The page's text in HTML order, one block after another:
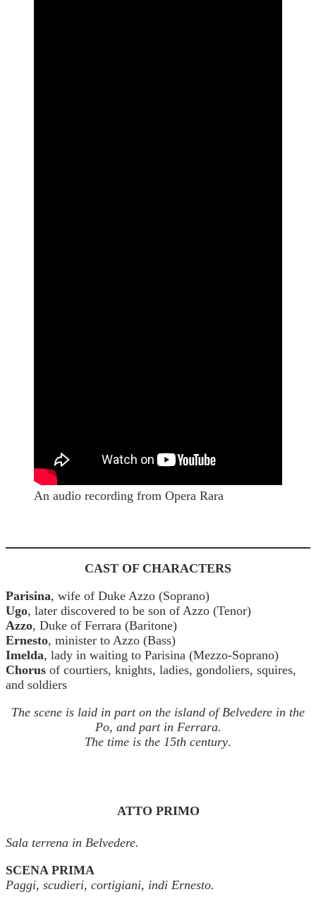
An audio recording from Opera Rara
CAST OF CHARACTERS
Parisina, wife of Duke Azzo (Soprano)
Ugo, later discovered to be son of Azzo (Tenor)
Azzo, Duke of Ferrara (Baritone)
Ernesto, minister to Azzo (Bass)
Imelda, lady in waiting to Parisina (Mezzo-Soprano)
Chorus of courtiers, knights, ladies, gondoliers, squires,
and soldiers
The scene is laid in part on the island of Belvedere in the
Po, and part in Ferrara.
The time is the 15th century.
ATTO PRIMO
Sala terrena in Belvedere.
SCENA PRIMA
Paggi, scudieri, cortigiani, indi Ernesto.